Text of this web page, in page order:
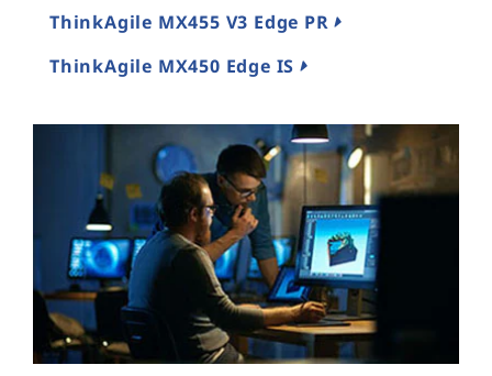
ThinkAgile MX455 V3 Edge PR
ThinkAgile MX450 Edge IS